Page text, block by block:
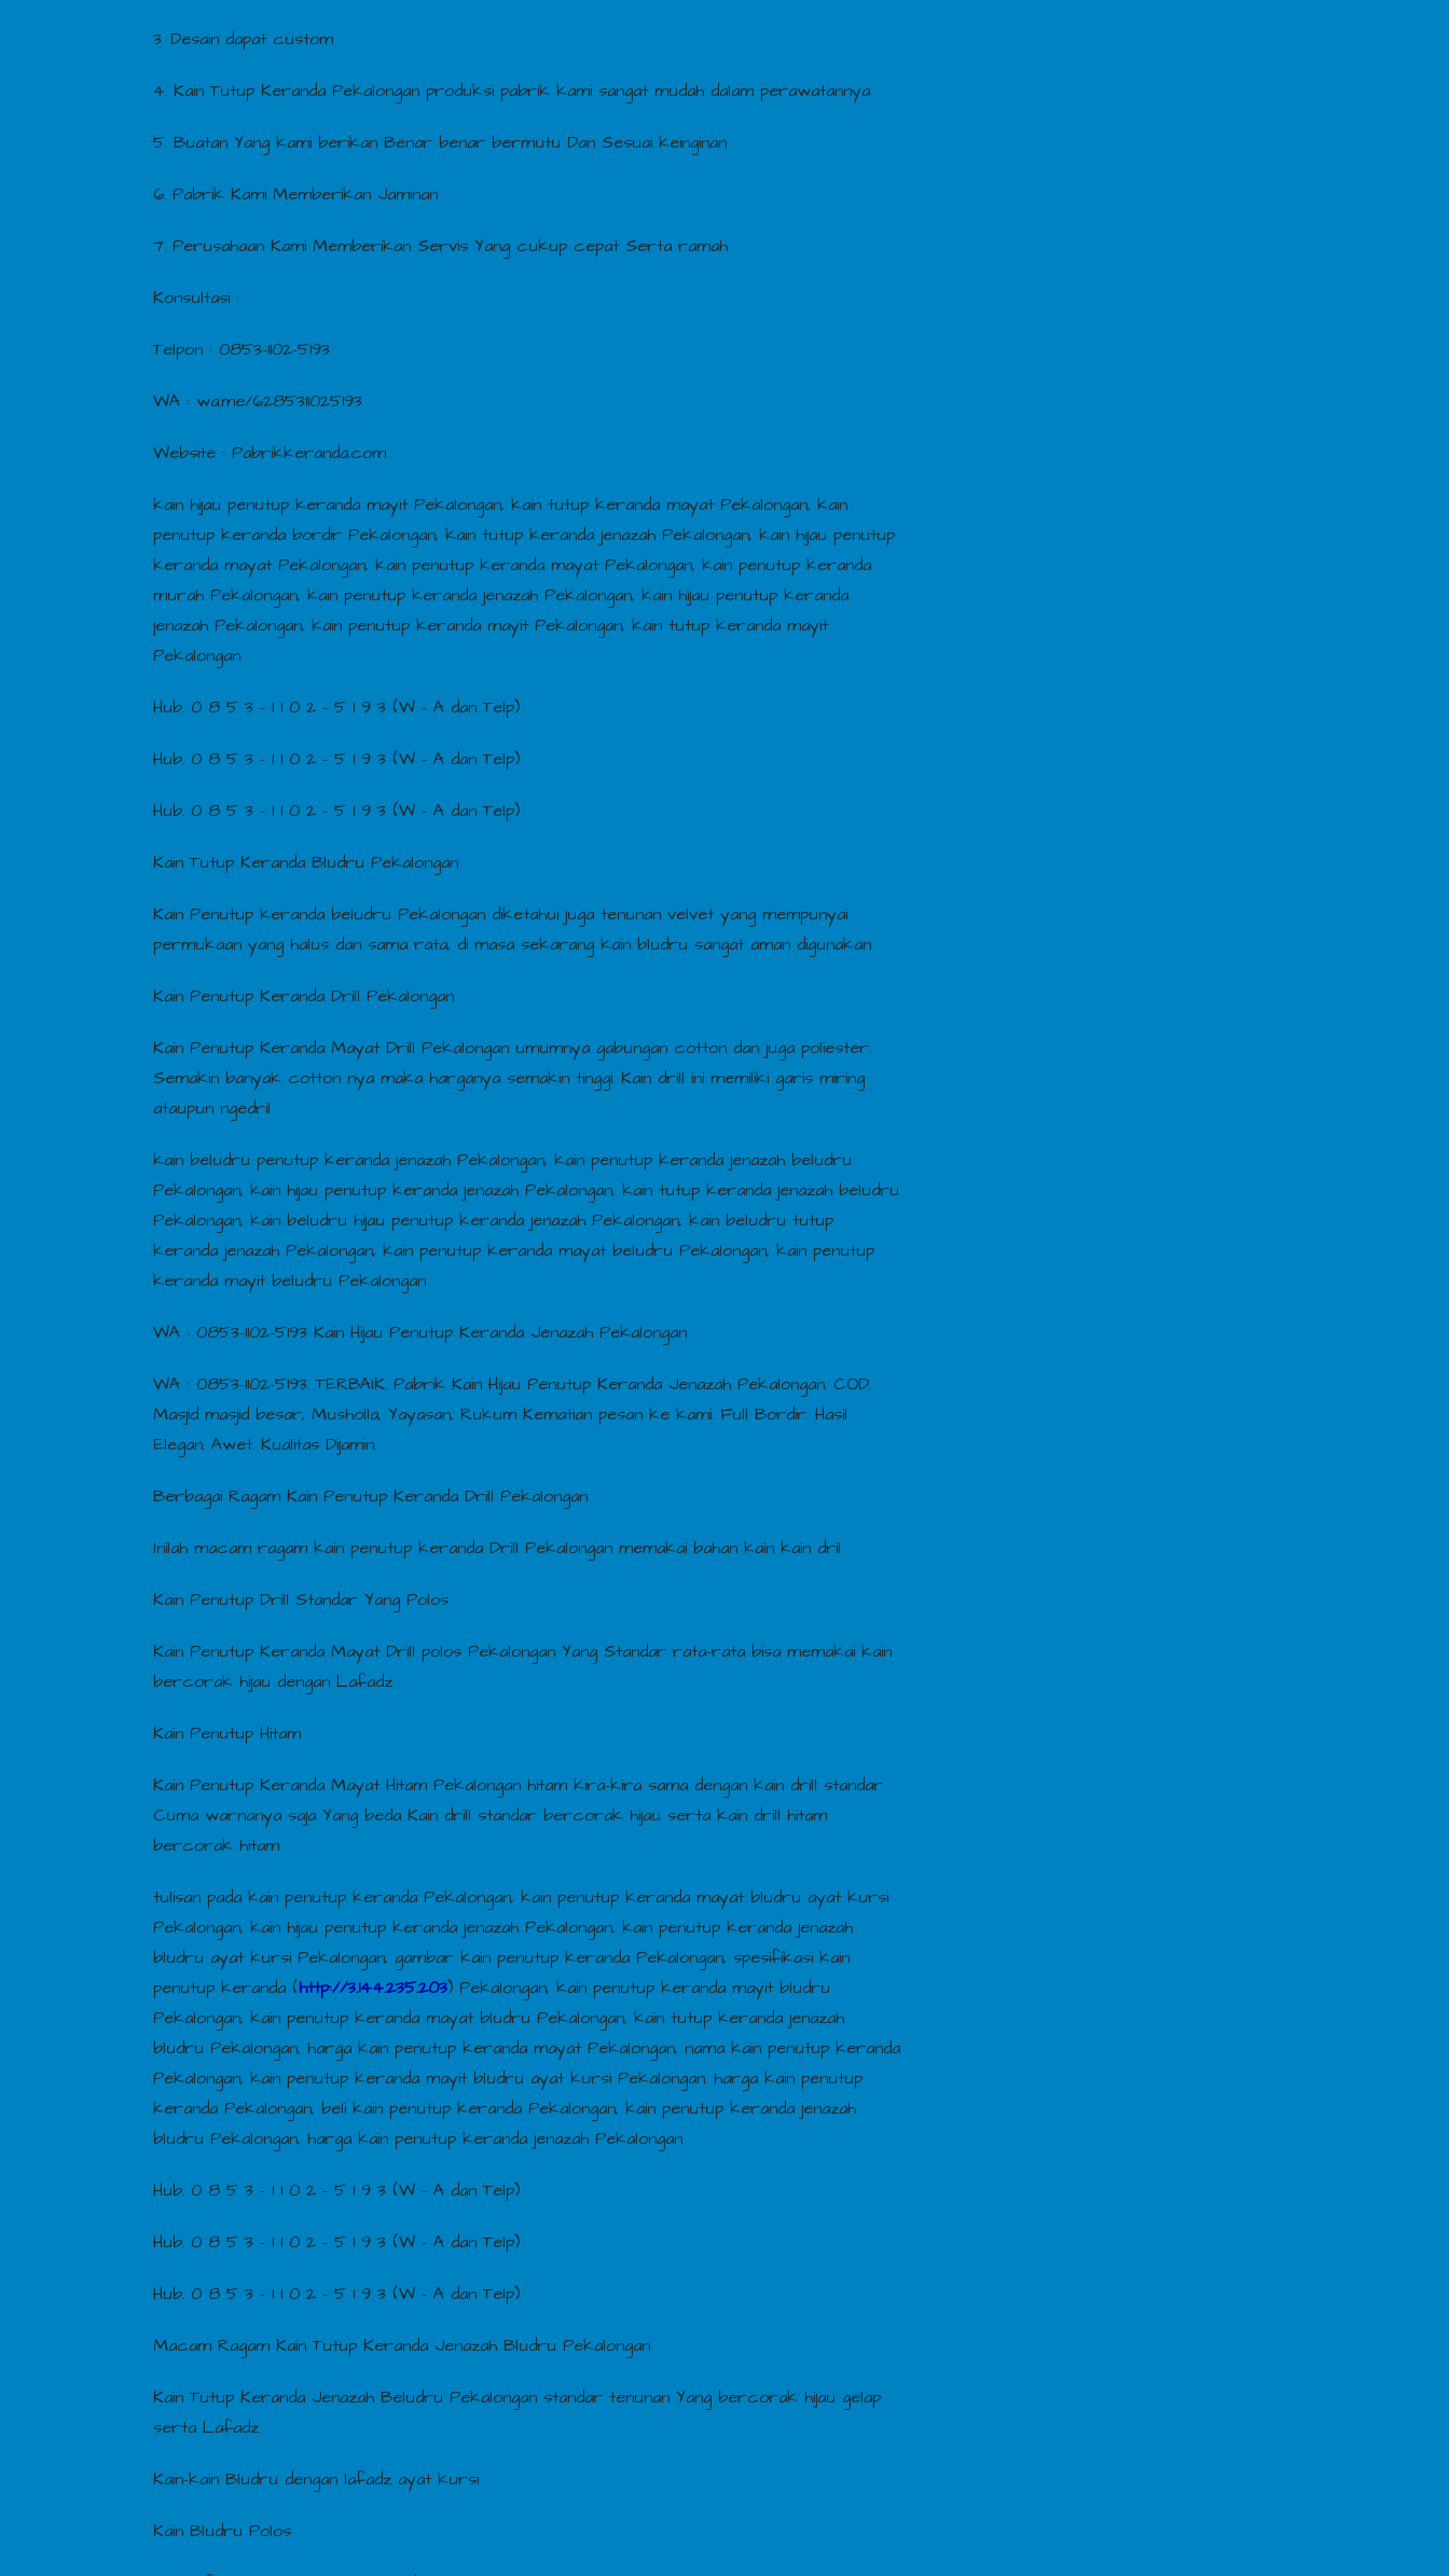
3. Desain dapat custom
4. Kain Tutup Keranda Pekalongan produksi pabrik kami sangat mudah dalam perawatannya
5. Buatan Yang kami berikan Benar benar bermutu Dan Sesuai keinginan
6. Pabrik Kami Memberikan Jaminan
7. Perusahaan Kami Memberikan Servis Yang cukup cepat Serta ramah
Konsultasi :
Telpon : 0853-1102-5193
WA : wa.me/6285311025193
Website : Pabrikkeranda.com
kain hijau penutup keranda mayit Pekalongan, kain tutup keranda mayat Pekalongan, kain
penutup keranda bordir Pekalongan, kain tutup keranda jenazah Pekalongan, kain hijau penutup
keranda mayat Pekalongan, kain penutup keranda mayat Pekalongan, kain penutup keranda
murah Pekalongan, kain penutup keranda jenazah Pekalongan, kain hijau penutup keranda
jenazah Pekalongan, kain penutup keranda mayit Pekalongan, kain tutup keranda mayit
Pekalongan
Hub. 0 8 5 3 – 1 1 0 2 – 5 1 9 3 (W – A dan Telp)
Hub. 0 8 5 3 – 1 1 0 2 – 5 1 9 3 (W – A dan Telp)
Hub. 0 8 5 3 – 1 1 0 2 – 5 1 9 3 (W – A dan Telp)
Kain Tutup Keranda Bludru Pekalongan
Kain Penutup keranda beludru Pekalongan diketahui juga tenunan velvet yang mempunyai
permukaan yang halus dan sama rata, di masa sekarang kain bludru sangat aman digunakan
Kain Penutup Keranda Drill Pekalongan
Kain Penutup Keranda Mayat Drill Pekalongan umumnya gabungan cotton dan juga poliester.
Semakin banyak cotton nya maka harganya semakin tinggi. Kain drill ini memiliki garis miring
ataupun ngedril
kain beludru penutup keranda jenazah Pekalongan, kain penutup keranda jenazah beludru
Pekalongan, kain hijau penutup keranda jenazah Pekalongan, kain tutup keranda jenazah beludru
Pekalongan, kain beludru hijau penutup keranda jenazah Pekalongan, kain beludru tutup
keranda jenazah Pekalongan, kain penutup keranda mayat beludru Pekalongan, kain penutup
keranda mayit beludru Pekalongan
WA : 0853-1102-5193 Kain Hijau Penutup Keranda Jenazah Pekalongan
WA : 0853-1102-5193. TERBAIK. Pabrik Kain Hijau Penutup Keranda Jenazah Pekalongan. COD.
Masjid masjid besar, Musholla, Yayasan, Rukum Kematian pesan ke kami. Full Bordir. Hasil
Elegan. Awet. Kualitas Dijamin.
Berbagai Ragam Kain Penutup Keranda Drill Pekalongan
Inilah macam ragam kain penutup keranda Drill Pekalongan memakai bahan kain kain dril
Kain Penutup Drill Standar Yang Polos
Kain Penutup Keranda Mayat Drill polos Pekalongan Yang Standar rata-rata bisa memakai kain
bercorak hijau dengan Lafadz
Kain Penutup Hitam
Kain Penutup Keranda Mayat Hitam Pekalongan hitam kira-kira sama dengan kain drill standar
Cuma warnanya saja Yang beda Kain drill standar bercorak hijau serta kain drill hitam
bercorak hitam
tulisan pada kain penutup keranda Pekalongan, kain penutup keranda mayat bludru ayat kursi
Pekalongan, kain hijau penutup keranda jenazah Pekalongan, kain penutup keranda jenazah
bludru ayat kursi Pekalongan, gambar kain penutup keranda Pekalongan, spesifikasi kain
penutup keranda (http://3.144.235.203) Pekalongan, kain penutup keranda mayit bludru
Pekalongan, kain penutup keranda mayat bludru Pekalongan, kain tutup keranda jenazah
bludru Pekalongan, harga kain penutup keranda mayat Pekalongan, nama kain penutup keranda
Pekalongan, kain penutup keranda mayit bludru ayat kursi Pekalongan. harga kain penutup
keranda Pekalongan, beli kain penutup keranda Pekalongan, kain penutup keranda jenazah
bludru Pekalongan, harga kain penutup keranda jenazah Pekalongan
Hub. 0 8 5 3 – 1 1 0 2 – 5 1 9 3 (W – A dan Telp)
Hub. 0 8 5 3 – 1 1 0 2 – 5 1 9 3 (W – A dan Telp)
Hub. 0 8 5 3 – 1 1 0 2 – 5 1 9 3 (W – A dan Telp)
Macam Ragam Kain Tutup Keranda Jenazah Bludru Pekalongan
Kain Tutup Keranda Jenazah Beludru Pekalongan standar tenunan Yang bercorak hijau gelap
serta Lafadz
Kain-kain Bludru dengan lafadz ayat kursi
Kain Bludru Polos